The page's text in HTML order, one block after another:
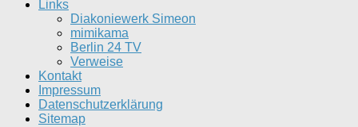
Links
Diakoniewerk Simeon
mimikama
Berlin 24 TV
Verweise
Kontakt
Impressum
Datenschutzerklärung
Sitemap